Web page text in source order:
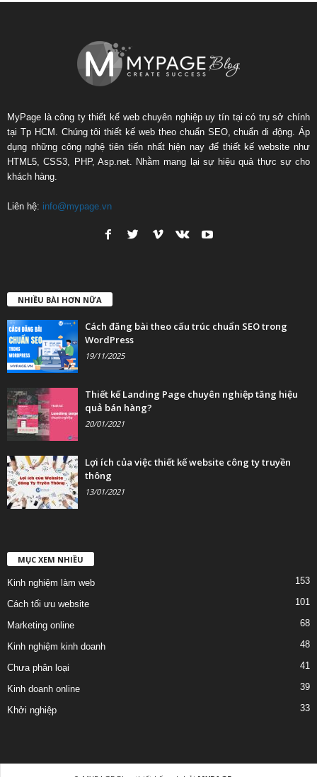
MyPage là công ty thiết kế web chuyên nghiệp uy tín tại có trụ sở chính
tại Tp HCM. Chúng tôi thiết kế web theo chuẩn SEO, chuẩn di động. Áp
dụng những công nghệ tiên tiến nhất hiện nay để thiết kế website như
HTML5, CSS3, PHP, Asp.net. Nhằm mang lại sự hiệu quả thực sự cho
khách hàng.
Liên hệ: info@mypage.vn
NHIỀU BÀI HƠN NỮA
Cách đăng bài theo cấu trúc chuẩn SEO trong
WordPress
19/11/2025
Thiết kế Landing Page chuyên nghiệp tăng hiệu
quả bán hàng?
20/01/2021
Lợi ích của việc thiết kế website công ty truyền
thông
13/01/2021
MỤC XEM NHIỀU
Kinh nghiệm làm web 153
Cách tối ưu website 101
Marketing online 68
Kinh nghiệm kinh doanh 48
Chưa phân loại 41
Kinh doanh online 39
Khởi nghiệp 33